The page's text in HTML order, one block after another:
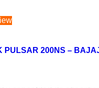
PULSAR 200NS –